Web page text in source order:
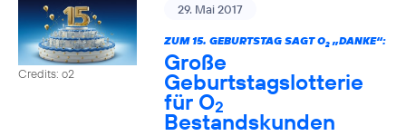
Credits: o2
29. Mai 2017
ZUM 15. GEBURTSTAG SAGT O2„DANKE“:
Große
Geburtstagslotterie
für O2
Bestandskunden